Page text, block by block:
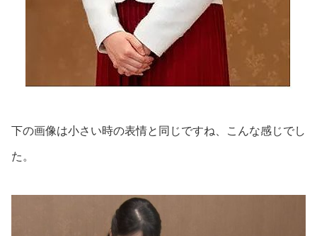
下の画像は小さい時の表情と同じですね、こんな感じでし
た。